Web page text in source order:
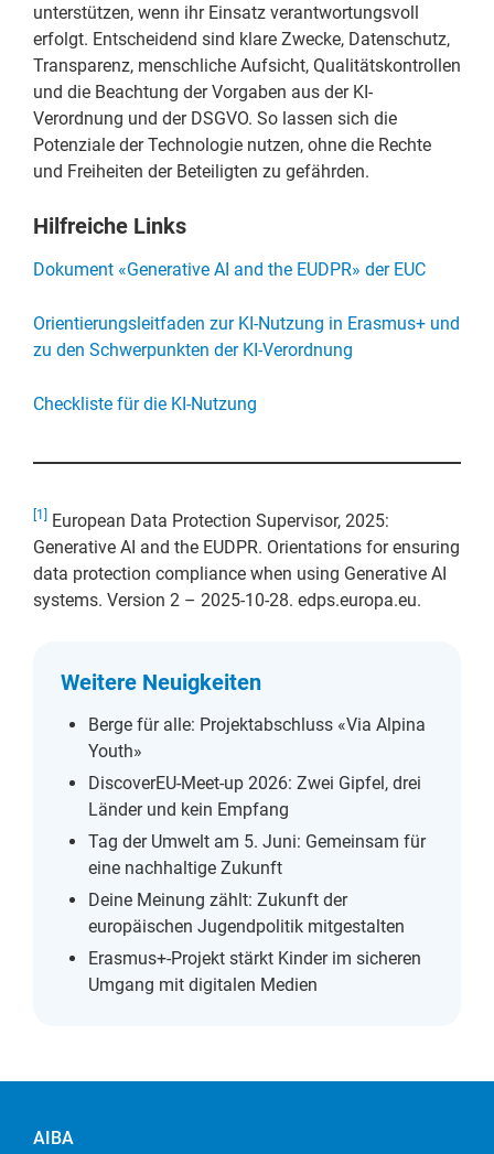
unterstützen, wenn ihr Einsatz verantwortungsvoll
erfolgt. Entscheidend sind klare Zwecke, Datenschutz,
Transparenz, menschliche Aufsicht, Qualitätskontrollen
und die Beachtung der Vorgaben aus der KI-
Verordnung und der DSGVO. So lassen sich die
Potenziale der Technologie nutzen, ohne die Rechte
und Freiheiten der Beteiligten zu gefährden.
Hilfreiche Links
Dokument «Generative AI and the EUDPR» der EUC
Orientierungsleitfaden zur KI-Nutzung in Erasmus+ und
zu den Schwerpunkten der KI-Verordnung
Checkliste für die KI-Nutzung
[1]
European Data Protection Supervisor, 2025:
Generative AI and the EUDPR. Orientations for ensuring
data protection compliance when using Generative AI
systems. Version 2 – 2025-10-28. edps.europa.eu.
Weitere Neuigkeiten
Berge für alle: Projektabschluss «Via Alpina
Youth»
DiscoverEU-Meet-up 2026: Zwei Gipfel, drei
Länder und kein Empfang
Tag der Umwelt am 5. Juni: Gemeinsam für
eine nachhaltige Zukunft
Deine Meinung zählt: Zukunft der
europäischen Jugendpolitik mitgestalten
Erasmus+-Projekt stärkt Kinder im sicheren
Umgang mit digitalen Medien
AIBA